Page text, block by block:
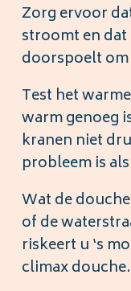
Zorg ervoor
stroomt en
doorspoelt
Test het
warm genoeg
kranen niet
probleem is
Wat de
of de
riskeert u ‘s
climax douche.